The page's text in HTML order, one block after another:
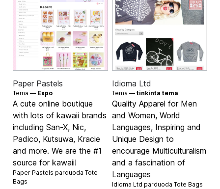
Paper Pastels
Tema — Expo
A cute online boutique
with lots of kawaii brands
including San-X, Nic,
Padico, Kutsuwa, Kracie
and more. We are the #1
source for kawaii!
Paper Pastels parduodaTote
Bags
Idioma Ltd
Tema — tinkinta tema
Quality Apparel for Men
and Women, World
Languages, Inspiring and
Unique Design to
encourage Multiculturalism
and a fascination of
Languages
Idioma Ltd parduoda Tote Bags